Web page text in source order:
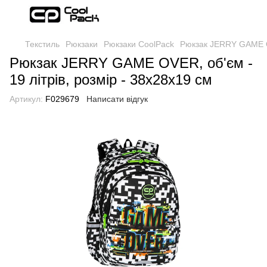
Текстиль Рюкзаки Рюкзаки CoolPack Рюкзак JERRY GAME
Рюкзак JERRY GAME OVER, об'єм -
19 літрів, розмір - 38х28х19 см
Артикул: F029679 Написати відгук